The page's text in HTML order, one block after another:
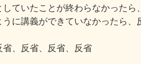
していたことが終わらなかったら
うに講義ができていなかったら、
省、反省、反省、反省